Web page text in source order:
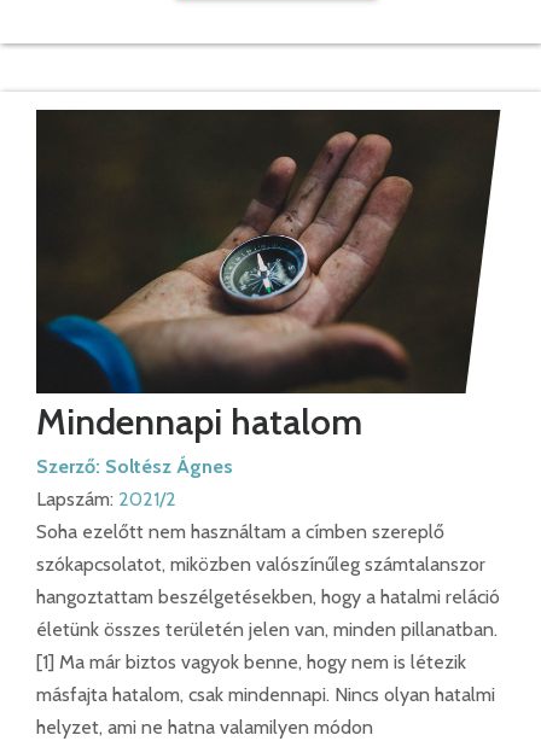
Mindennapi hatalom
Szerző: Soltész Ágnes
Lapszám: 2021/2
Soha ezelőtt nem használtam a címben szereplő
szókapcsolatot, miközben valószínűleg számtalanszor
hangoztattam beszélgetésekben, hogy a hatalmi reláció
életünk összes területén jelen van, minden pillanatban.
[1] Ma már biztos vagyok benne, hogy nem is létezik
másfajta hatalom, csak mindennapi. Nincs olyan hatalmi
helyzet, ami ne hatna valamilyen módon